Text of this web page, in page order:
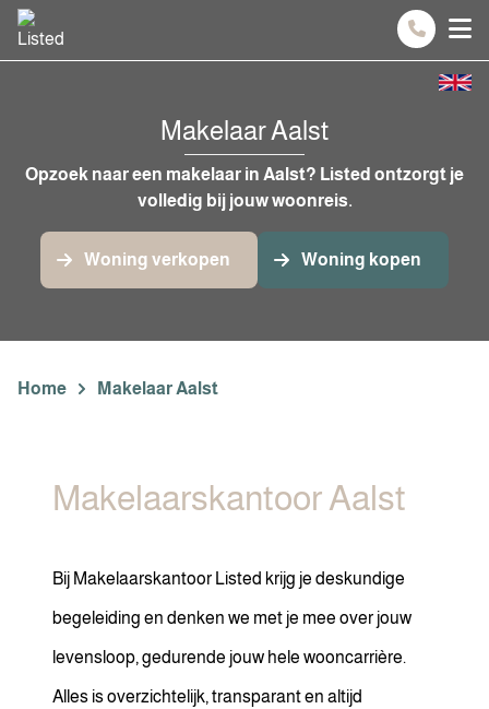
Spring naar inhoud
Makelaar Aalst
Opzoek naar een makelaar in Aalst? Listed ontzorgt je
volledig bij jouw woonreis.
Woning verkopen Woning kopen
Home Makelaar Aalst
Makelaarskantoor Aalst
Bij Makelaarskantoor Listed krijg je deskundige
begeleiding en denken we met je mee over jouw
levensloop, gedurende jouw hele wooncarrière.
Alles is overzichtelijk, transparant en altijd